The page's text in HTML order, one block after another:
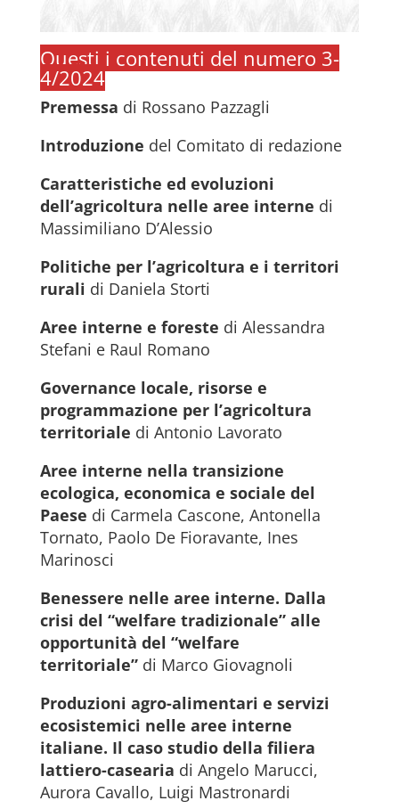
Questi i contenuti del numero 3-
4/2024
Premessa di Rossano Pazzagli
Introduzione del Comitato di redazione
Caratteristiche ed evoluzioni
dell’agricoltura nelle aree interne di
Massimiliano D’Alessio
Politiche per l’agricoltura e i territori
rurali di Daniela Storti
Aree interne e foreste di Alessandra
Stefani e Raul Romano
Governance locale, risorse e
programmazione per l’agricoltura
territoriale di Antonio Lavorato
Aree interne nella transizione
ecologica, economica e sociale del
Paese di Carmela Cascone, Antonella
Tornato, Paolo De Fioravante, Ines
Marinosci
Benessere nelle aree interne. Dalla
crisi del “welfare tradizionale” alle
opportunità del “welfare
territoriale” di Marco Giovagnoli
Produzioni agro-alimentari e servizi
ecosistemici nelle aree interne
italiane. Il caso studio della filiera
lattiero-casearia di Angelo Marucci,
Aurora Cavallo, Luigi Mastronardi